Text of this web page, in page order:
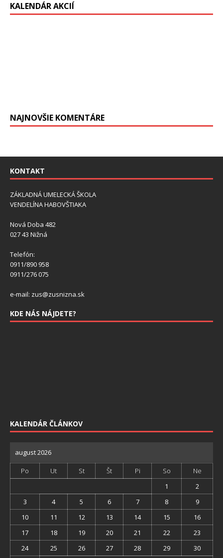
KALENDÁR AKCIÍ
NAJNOVŠIE KOMENTÁRE
KONTAKT
ZÁKLADNÁ UMELECKÁ ŠKOLA
VENDELÍNA HABOVŠTIAKA
Nová Doba 482
027 43 Nižná
Telefón:
0911/890 958
0911/276 075
e-mail: zus@zusnizna.sk
KDE NÁS NÁJDETE?
KALENDÁR ČLÁNKOV
august 2026
Po Ut St Št Pi So
Ne
1
2
3
4 5 6 7 8
9
10
11 12 13 14 15
16
17
18 19 20 21 22
23
24
25 26 27 28 29 30